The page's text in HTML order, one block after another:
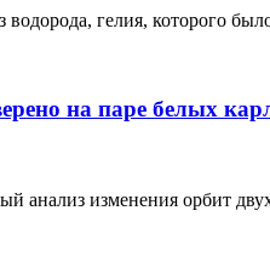
гелия, которого
на паре белых
анализ изменения орбит